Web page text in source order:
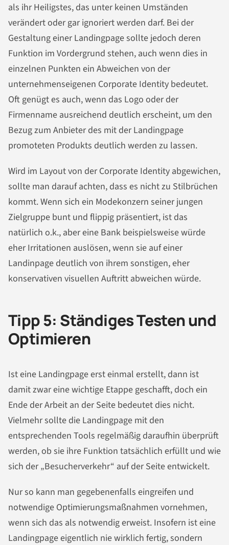
als ihr Heiligstes, das unter keinen Umständen
verändert oder gar ignoriert werden darf. Bei der
Gestaltung einer Landingpage sollte jedoch deren
Funktion im Vordergrund stehen, auch wenn dies in
einzelnen Punkten ein Abweichen von der
unternehmenseigenen Corporate Identity bedeutet.
Oft genügt es auch, wenn das Logo oder der
Firmenname ausreichend deutlich erscheint, um den
Bezug zum Anbieter des mit der Landingpage
promoteten Produkts deutlich werden zu lassen.
Wird im Layout von der Corporate Identity abgewichen,
sollte man darauf achten, dass es nicht zu Stilbrüchen
kommt. Wenn sich ein Modekonzern seiner jungen
Zielgruppe bunt und flippig präsentiert, ist das
natürlich o.k., aber eine Bank beispielsweise würde
eher Irritationen auslösen, wenn sie auf einer
Landinpage deutlich von ihrem sonstigen, eher
konservativen visuellen Auftritt abweichen würde.
Tipp 5: Ständiges Testen und
Optimieren
Ist eine Landingpage erst einmal erstellt, dann ist
damit zwar eine wichtige Etappe geschafft, doch ein
Ende der Arbeit an der Seite bedeutet dies nicht.
Vielmehr sollte die Landingpage mit den
entsprechenden Tools regelmäßig daraufhin überprüft
werden, ob sie ihre Funktion tatsächlich erfüllt und wie
sich der „Besucherverkehr“ auf der Seite entwickelt.
Nur so kann man gegebenenfalls eingreifen und
notwendige Optimierungsmaßnahmen vornehmen,
wenn sich das als notwendig erweist. Insofern ist eine
Landingpage eigentlich nie wirklich fertig, sondern